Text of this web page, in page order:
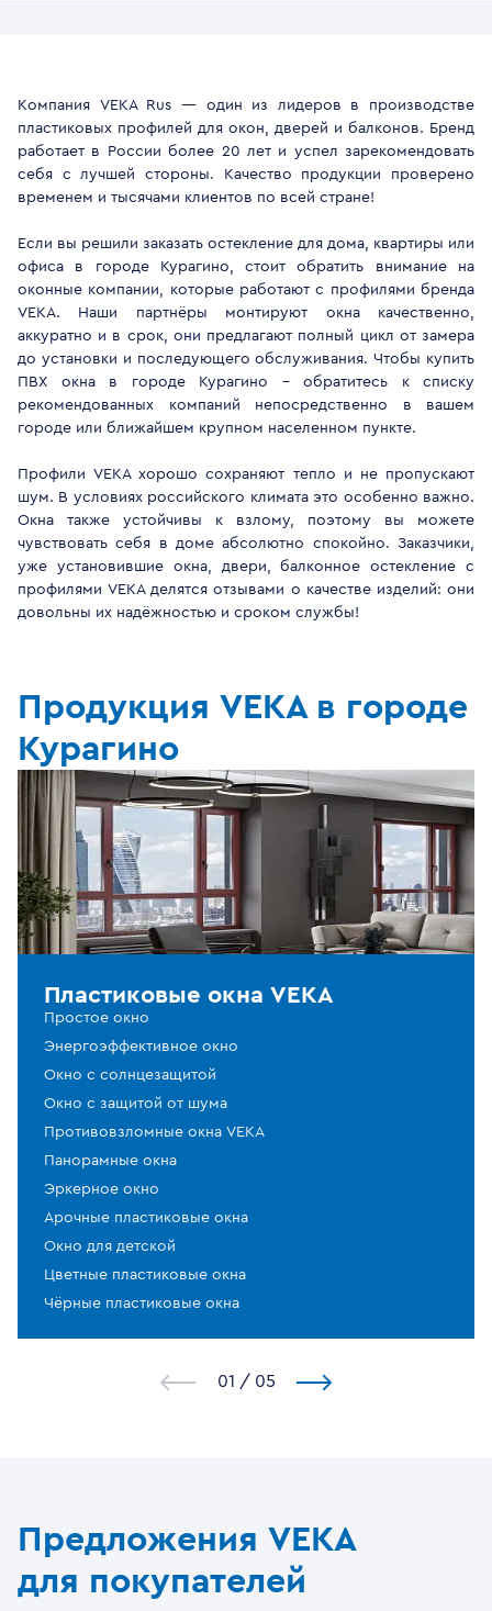
Компания VEKA Rus — один из лидеров в производстве
пластиковых профилей для окон, дверей и балконов. Бренд
работает в России более 20 лет и успел зарекомендовать
себя с лучшей стороны. Качество продукции проверено
временем и тысячами клиентов по всей стране!
Если вы решили заказать остекление для дома, квартиры или
офиса в городе Курагино, стоит обратить внимание на
оконные компании, которые работают с профилями бренда
VEKA. Наши партнёры монтируют окна качественно,
аккуратно и в срок, они предлагают полный цикл от замера
до установки и последующего обслуживания. Чтобы купить
ПВХ окна в городе Курагино - обратитесь к списку
рекомендованных компаний непосредственно в вашем
городе или ближайшем крупном населенном пункте.
Профили VEKA хорошо сохраняют тепло и не пропускают
шум. В условиях российского климата это особенно важно.
Окна также устойчивы к взлому, поэтому вы можете
чувствовать себя в доме абсолютно спокойно. Заказчики,
уже установившие окна, двери, балконное остекление с
профилями VEKA делятся отзывами о качестве изделий: они
довольны их надёжностью и сроком службы!
Продукция VEKA в городе
Курагино
Пластиковые окна VEKA
Простое окно
Энергоэффективное окно
Окно с солнцезащитой
Окно с защитой от шума
Противовзломные окна VEKA
Панорамные окна
Эркерное окно
Арочные пластиковые окна
Окно для детской
Цветные пластиковые окна
Чёрные пластиковые окна
1 / 5
Предложения VEKA
для покупателей